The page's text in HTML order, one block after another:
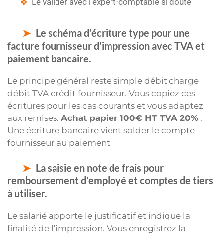
Le schéma d’écriture type pour une
facture fournisseur d’impression avec TVA et
paiement bancaire.
Le principe général reste simple débit charge
débit TVA crédit fournisseur. Vous copiez ces
écritures pour les cas courants et vous adaptez
aux remises. Achat papier 100€ HT TVA 20% .
Une écriture bancaire vient solder le compte
fournisseur au paiement.
La saisie en note de frais pour
remboursement d’employé et comptes de tiers
à utiliser.
Le salarié apporte le justificatif et indique la
finalité de l’impression. Vous enregistrez la